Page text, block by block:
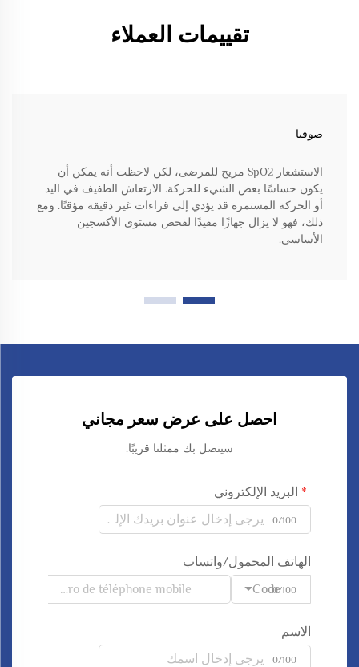
تقييمات العملاء
صوفيا
الاستشعار SpO2 مريح للمرضى، لكن لاحظت أنه يمكن أن
يكون حساسًا بعض الشيء للحركة. الارتعاش الطفيف في اليد
أو الحركة المستمرة قد يؤدي إلى قراءات غير دقيقة مؤقتًا. ومع
ذلك، فهو لا يزال جهازًا مفيدًا لفحص مستوى الأكسجين
الأساسي.
احصل على عرض سعر مجاني
سيتصل بك ممثلنا قريبًا.
البريد الإلكتروني
0/100
الهاتف المحمول/واتساب
Code0/100
الاسم
0/100